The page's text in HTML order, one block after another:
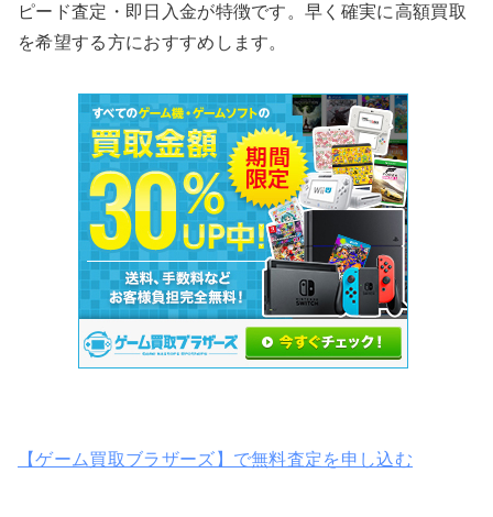
ピード査定・即日入金が特徴です。早く確実に高額買取
を希望する方におすすめします。
【ゲーム買取ブラザーズ】で無料査定を申し込む